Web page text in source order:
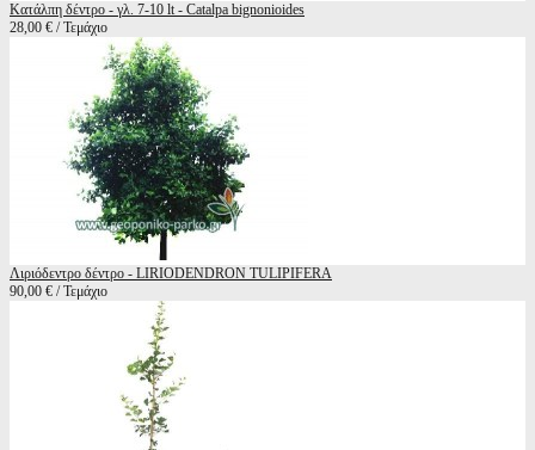
Κατάλπη δέντρο - γλ. 7-10 lt - Catalpa bignonioides
28,00 € / Τεμάχιο
Λιριόδεντρο δέντρο - LIRIODENDRON TULIPIFERA
90,00 € / Τεμάχιο